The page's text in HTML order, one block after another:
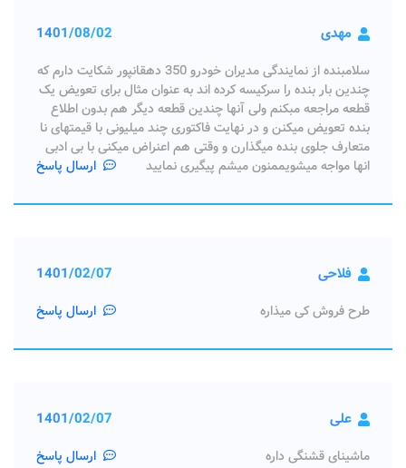
مهدی 1401/08/02
سلامبنده از نمایندگی مدیران خودرو 350 دهقانپور شکایت دارم که
چندین بار بنده را سرکیسه کرده اند به عنوان مثال برای تعویض یک
قطعه مراجعه مبکنم ولی آنها چندین قطعه دیگر هم بدون اطلاع
بنده تعویض میکنن و در نهایت فاکتوری چند میلیونی با قیمتهای نا
متعارف جلوی بنده میگذارن و وقتی هم اعنراض میکنی با بی ادبی
انها مواجه میشویممنون میشم پیگیری نمایید
ارسال پاسخ
فلاحی 1401/02/07
طرح فروش کی میذاره ارسال پاسخ
علی 1401/02/07
ماشینای قشنگی داره ارسال پاسخ